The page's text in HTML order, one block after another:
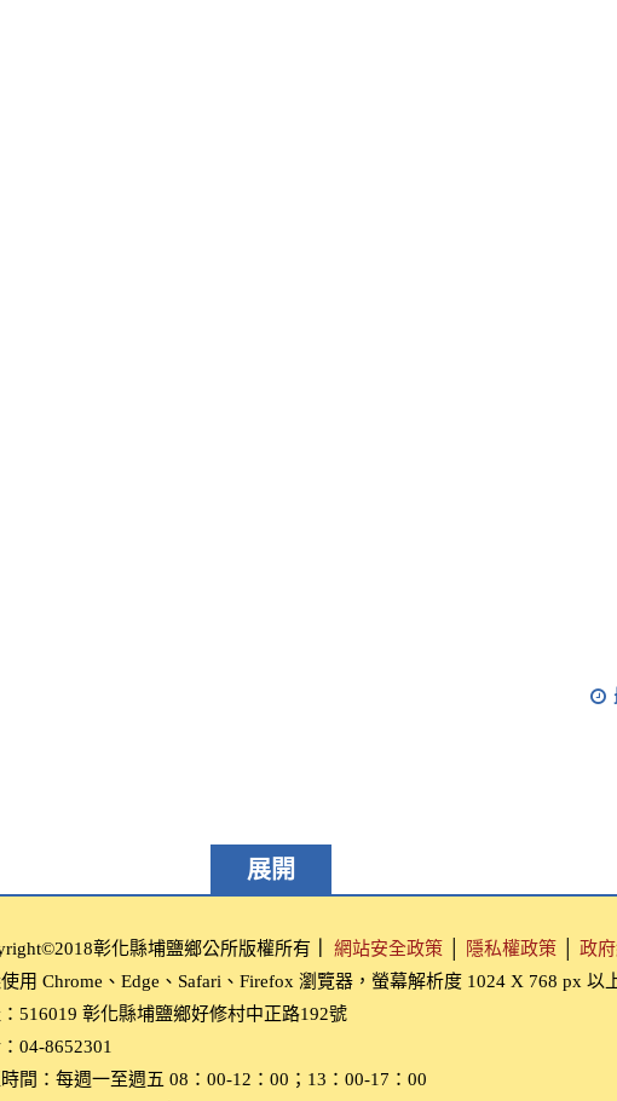
展開
彰化縣埔鹽鄉公所版權所有 網站安全政策 隱私權政策
政
用 Chrome、Edge、Safari、Firefox 瀏覽器，螢幕解析度 1024 X 768 px 以
516019 彰化縣埔鹽鄉好修村中正路192號
04-8652301
間：每週一至週五 08：00-12：00；13：00-17：00